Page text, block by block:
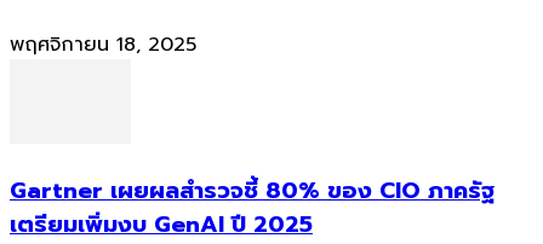
พฤศจิกายน 18, 2025
Gartner เผยผลสำรวจชี้ 80% ของ CIO ภาครัฐ
เตรียมเพิ่มงบ GenAI ปี 2025